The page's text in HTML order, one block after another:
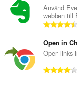
t
Använd
webben till
t
Open in
Open links